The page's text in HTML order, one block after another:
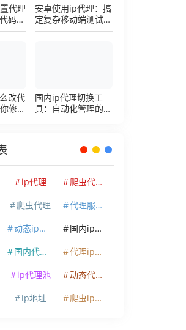
代理
码，
辑
安卓使用ip代理：搞
定复杂移动端测试环
境的超详细配置手册
改代
修改
国内ip代理切换工
具：自动化管理的效
ip代理
爬虫代理ip
爬虫代理
代理服务器
动态ip代理
国内ip代理
国内代理ip
代理ip软件
ip代理池
动态代理ip
ip地址 爬虫ip代理